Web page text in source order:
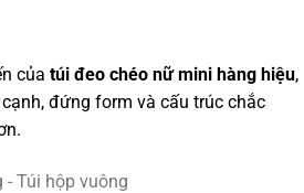
của túi đeo chéo nữ mini hàng hiệu,
đứng form và cấu trúc chắc